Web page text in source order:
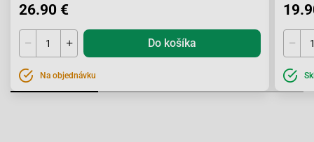
26.90 €
Do košíka
Na objednávku